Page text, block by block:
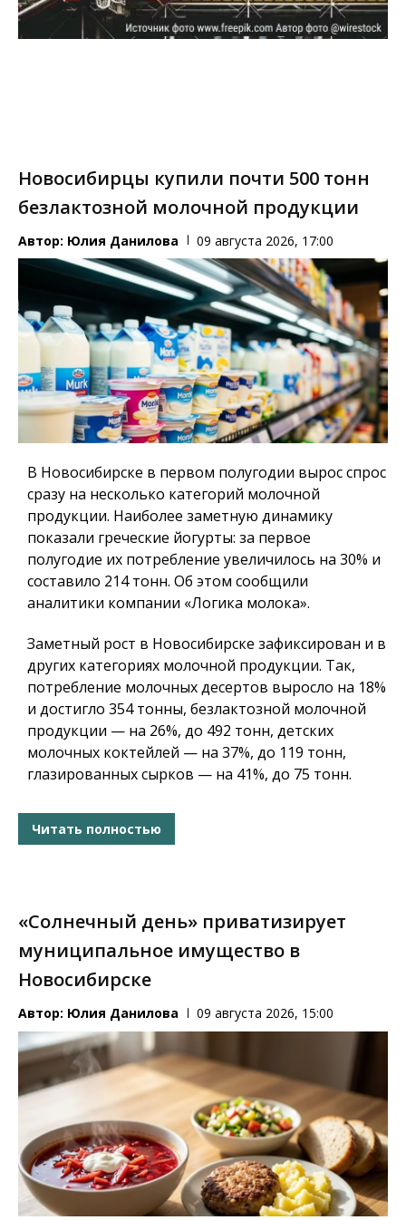
Новосибирцы купили почти 500 тонн
безлактозной молочной продукции
Автор: Юлия Данилова 09 августа 2026, 17:00
В Новосибирске в первом полугодии вырос спрос
сразу на несколько категорий молочной
продукции. Наиболее заметную динамику
показали греческие йогурты: за первое
полугодие их потребление увеличилось на 30% и
составило 214 тонн. Об этом сообщили
аналитики компании «Логика молока».
Заметный рост в Новосибирске зафиксирован и в
других категориях молочной продукции. Так,
потребление молочных десертов выросло на 18%
и достигло 354 тонны, безлактозной молочной
продукции — на 26%, до 492 тонн, детских
молочных коктейлей — на 37%, до 119 тонн,
глазированных сырков — на 41%, до 75 тонн.
Читать полностью
«Солнечный день» приватизирует
муниципальное имущество в
Новосибирске
Автор: Юлия Данилова 09 августа 2026, 15:00